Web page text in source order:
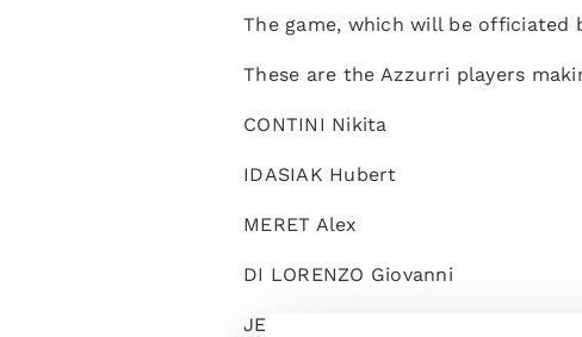
The game, which will be officiated
These are the Azzurri players
CONTINI Nikita
IDASIAK Hubert
MERET Alex
DI LORENZO Giovanni
JESUS Juan